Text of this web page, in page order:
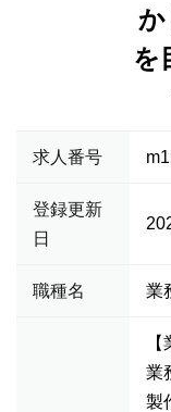
を
求人番号
登録更新
日
職種名 業
業
製